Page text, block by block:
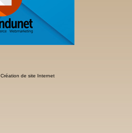
Création de site Internet